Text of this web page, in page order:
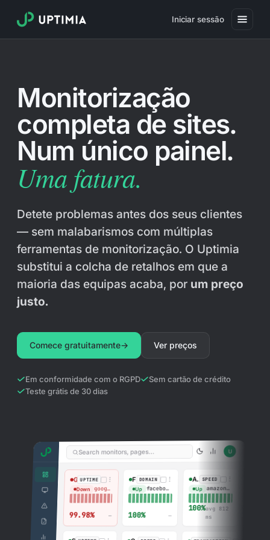
Iniciar sessão
Monitorização de disponibilidade de sites
Monitorização de desempenho de sites
Monitorização de utilizadores reais
Monitorização de transações em sites
Monitorização de certificados SSL
Monitorização de expiração de domínio
Monitorização antivírus
Página de estado pública
Ferramentas gratuitas
Blog
Contacte-nos
Base de conhecimento
Comece gratuitamente
Monitorização
completa de sites.
Num único painel.
Uma fatura.
Detete problemas antes dos seus clientes
— sem malabarismos com múltiplas
ferramentas de monitorização. O Uptimia
substitui a colcha de retalhos em que a
maioria das equipas acaba, por um preço
justo.
Comece gratuitamente→ Ver preços
Em conformidade com o RGPD
Sem cartão de crédito
Teste grátis de 30 dias
Search monitors, pages… U
Google
UPTIME ⋮
Down google.com
99.98% —
FacebookDOMAIN ⋮
Up facebook.com
100% —
AmazonSPEED
Up amazon.com
100%avg 812
ms